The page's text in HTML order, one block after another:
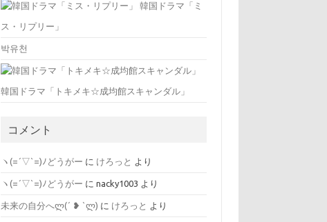
韓国ドラマ「ミ
ス・リプリー」
박유천
韓国ドラマ「トキメキ☆成均館スキャンダル」
コメント
ヽ(=´▽`=)ﾉどうがー に けろっと より
ヽ(=´▽`=)ﾉどうがー にnacky1003 より
未来の自分へლ⁠(⁠´⁠ ⁠❥⁠ ⁠`⁠ლ⁠) に けろっと より